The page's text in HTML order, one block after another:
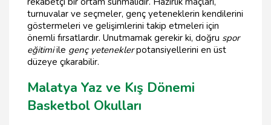
turnuvalar ve seçmeler, genç yeteneklerin kendilerini
göstermeleri ve gelişimlerini takip etmeleri için
önemli fırsatlardır. Unutmamak gerekir ki, doğru spor
eğitimiile genç yeteneklerpotansiyellerini en üst
düzeye çıkarabilir.
Malatya Yaz ve Kış Dönemi
Basketbol Okulları